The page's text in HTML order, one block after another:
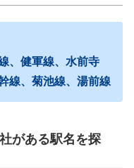
、健軍線、水前寺
線、菊池線、湯前線
がある駅名を探